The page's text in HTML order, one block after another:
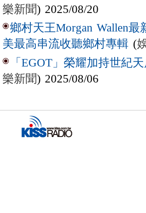
樂新聞) 2025/08/20
鄉村天王Morgan Wallen最
美最高串流收聽鄉村專輯 (
「EGOT」榮耀加持世紀
樂新聞) 2025/08/06